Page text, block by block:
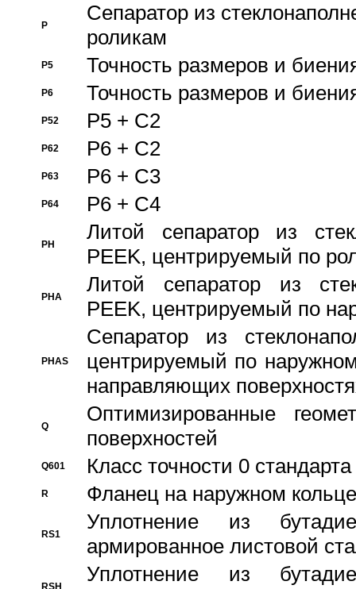
P
Cепаратор из
роликам
P5 Точность размеров и
P6 Точность размеров и
P52 P5 + C2
P62 P6 + C2
P63 P6 + C3
P64 P6 + C4
PH
Литой сепаратор из
PEEK, центрируемый по
PHA
Литой сепаратор из
PEEK, центрируемый по
PHAS
Сепаратор из
центрируемый по
направляющих
Q
Оптимизированные
поверхностей
Q601 Класс точности 0
R Фланец на наружном кольце
RS1
Уплотнение из
армированное листовой
RSH
Уплотнение из